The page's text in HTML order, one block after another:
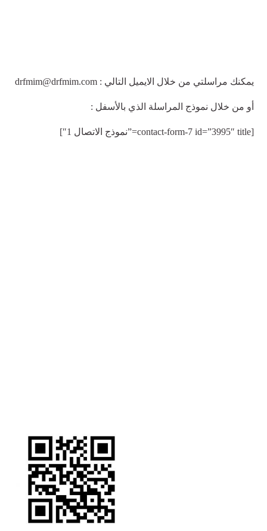
يمكنك مراسلتي من خلال الايميل التالي : drfmim@drfmim.com
أو من خلال نموذج المراسلة الذي بالأسفل :
[contact-form-7 id=”3995″ title=”نموذج الاتصال 1″]